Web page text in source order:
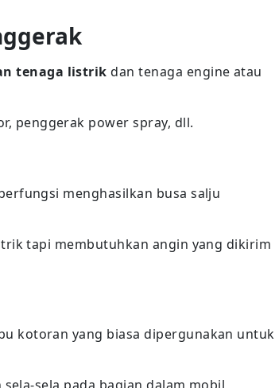
tenaga listrik dan tenaga engine atau
penggerak power spray, dll.
menghasilkan busa salju
tapi membutuhkan angin yang dikirim
kotoran yang biasa dipergunakan untuk